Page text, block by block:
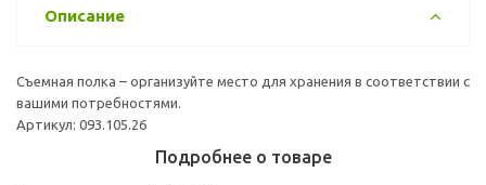
Описание
Съемная полка – организуйте место для хранения в соответствии с
вашими потребностями.
Артикул: 093.105.26
Подробнее о товаре